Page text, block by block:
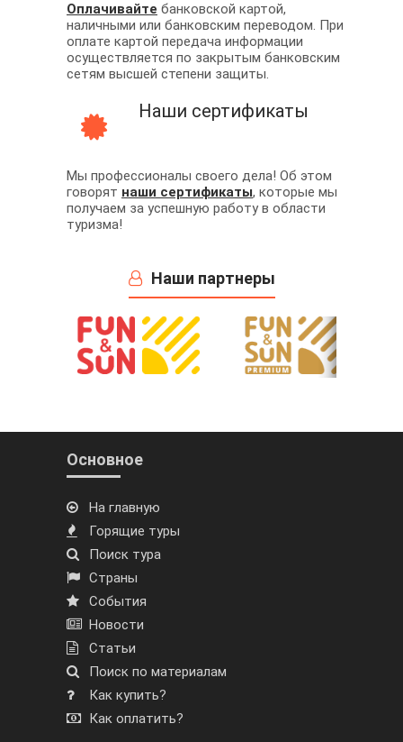
Оплачивайте банковской картой,
наличными или банковским переводом. При
оплате картой передача информации
осуществляется по закрытым банковским
сетям высшей степени защиты.
Наши сертификаты
Мы профессионалы своего дела! Об этом
говорят наши сертификаты, которые мы
получаем за успешную работу в области
туризма!
Наши партнеры
Основное
На главную
Горящие туры
Поиск тура
Страны
События
Новости
Статьи
Поиск по материалам
Как купить?
Как оплатить?